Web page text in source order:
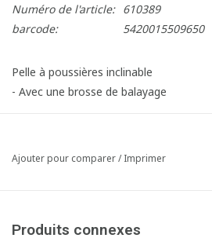
Numéro de l'article: 610389
barcode:
5420015509650
Pelle à poussières inclinable
- Avec une brosse de balayage
1x610394 Brosse Jobby avec manche
Ajouter pour comparer/Imprimer
Produits connexes